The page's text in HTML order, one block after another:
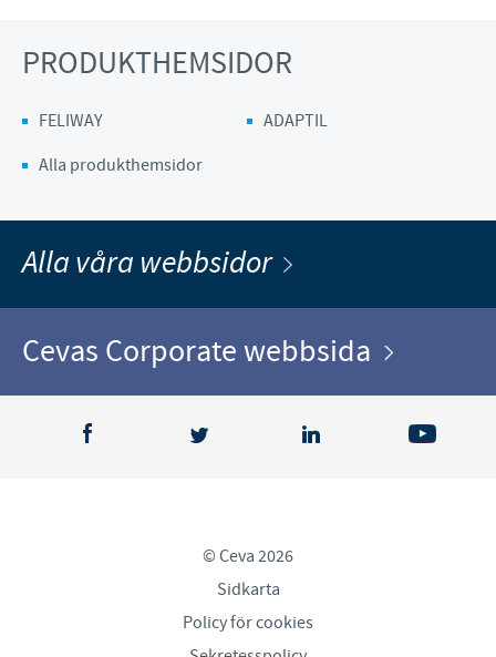
PRODUKTHEMSIDOR
FELIWAY
ADAPTIL
Alla produkthemsidor
Alla våra webbsidor
Cevas Corporate webbsida
© Ceva 2026
Sidkarta
Policy för cookies